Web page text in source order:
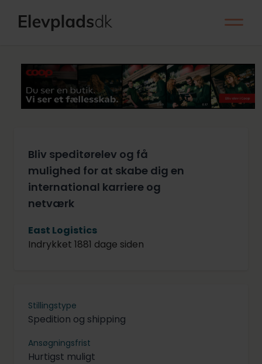
Bliv speditørelev og få
mulighed for at skabe dig en
international karriere og
netværk
East Logistics
Indrykket 1881 dage siden
Stillingstype
Spedition og shipping
Ansøgningsfrist
Hurtigst muligt